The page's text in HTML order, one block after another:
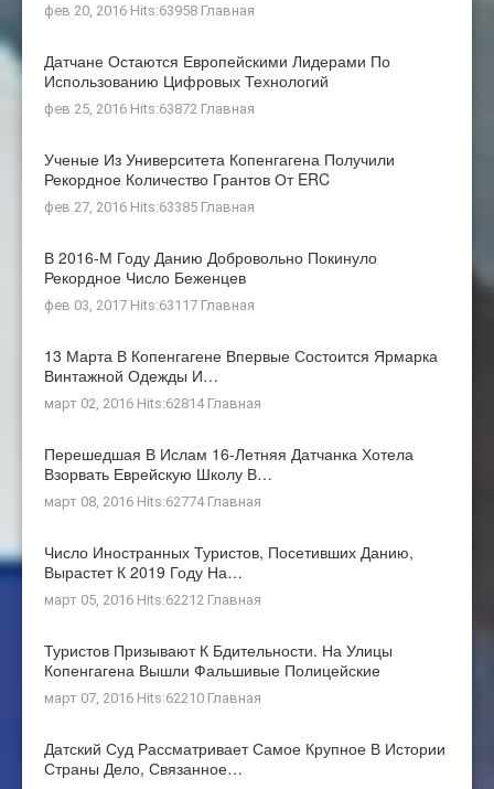
фев 20, 2016 Hits:63958 Главная
Датчане Остаются Европейскими Лидерами По
Использованию Цифровых Технологий
фев 25, 2016 Hits:63872 Главная
Ученые Из Университета Копенгагена Получили
Рекордное Количество Грантов От ERC
фев 27, 2016 Hits:63385 Главная
В 2016-М Году Данию Добровольно Покинуло
Рекордное Число Беженцев
фев 03, 2017 Hits:63117 Главная
13 Марта В Копенгагене Впервые Состоится Ярмарка
Винтажной Одежды И…
март 02, 2016 Hits:62814 Главная
Перешедшая В Ислам 16-Летняя Датчанка Хотела
Взорвать Еврейскую Школу В…
март 08, 2016 Hits:62774 Главная
Число Иностранных Туристов, Посетивших Данию,
Вырастет К 2019 Году На…
март 05, 2016 Hits:62212 Главная
Туристов Призывают К Бдительности. На Улицы
Копенгагена Вышли Фальшивые Полицейские
март 07, 2016 Hits:62210 Главная
Датский Суд Рассматривает Самое Крупное В Истории
Страны Дело, Связанное…